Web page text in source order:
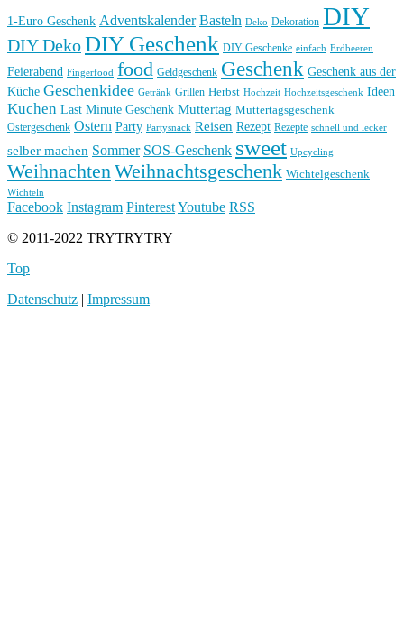
1-Euro Geschenk Adventskalender Basteln Deko Dekoration DIY
DIY DekoDIY Geschenk DIY Geschenke einfach Erdbeeren
Feierabend Fingerfood food Geldgeschenk Geschenk Geschenk aus der
Küche Geschenkidee Getränk Grillen Herbst Hochzeit Hochzeitsgeschenk Ideen
Kuchen Last Minute Geschenk Muttertag Muttertagsgeschenk
Ostergeschenk Ostern Party Partysnack Reisen Rezept Rezepte schnell und lecker
selber machen Sommer SOS-Geschenk sweet Upcycling
WeihnachtenWeihnachtsgeschenk Wichtelgeschenk
Wichteln
Facebook Instagram PinterestYoutube RSS
© 2011-2022 TRYTRYTRY
Top
Datenschutz | Impressum